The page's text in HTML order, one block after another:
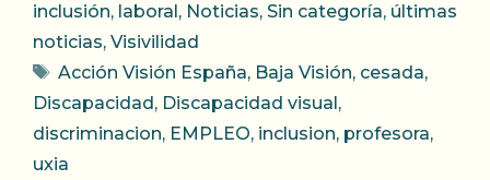
inclusión, laboral , Noticias, Sin categoría, últimas
noticias, Visivilidad
Etiquetas
Acción Visión España, Baja Visión, cesada,
Discapacidad , Discapacidad visual ,
discriminacion, EMPLEO, inclusion, profesora,
uxia